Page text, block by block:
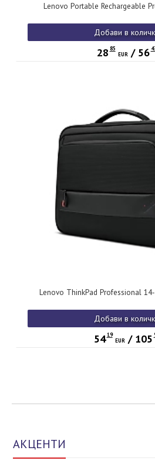
Lenovo Portable Rechargeable
Добави в
28 85
EUR/ 56
Lenovo ThinkPad Professional
Добави в
54 19
EUR/ 105
АКЦЕНТИ